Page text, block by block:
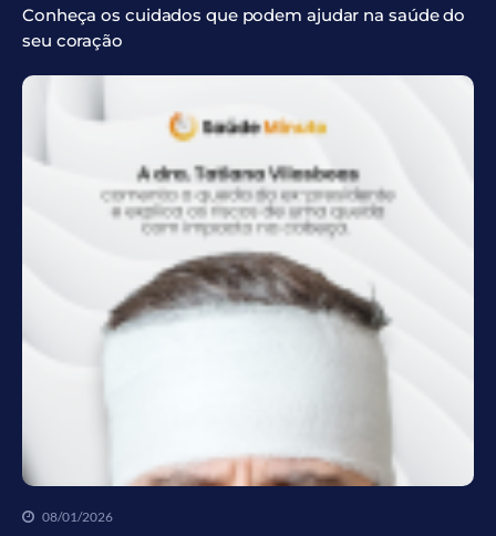
Conheça os cuidados que podem ajudar na saúde do
seu coração
08/01/2026